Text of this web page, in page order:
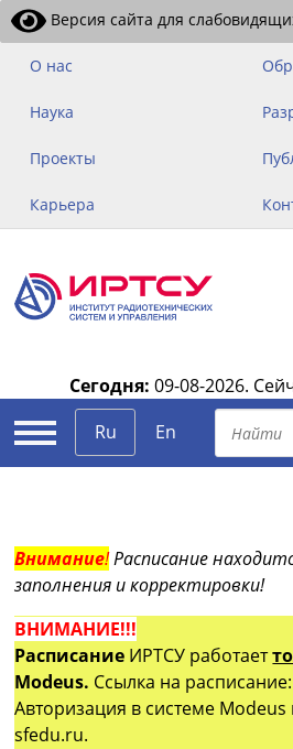
Версия сайта для
О нас
Наука
Проекты
Карьера
Сегодня: 09-08-2026.
Ru
En
Внимание!Расписание
заполнения и корректировки!
ВНИМАНИЕ!!!
Расписание ИРТСУ работает
Modeus. Ссылка на
Авторизация в системе
sfedu.ru.